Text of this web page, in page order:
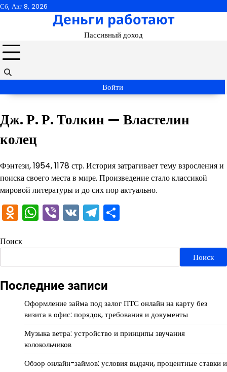
Перейти
Сб, Авг 8, 2026
Деньги работают
Пассивный доход
Войти
Дж. Р. Р. Толкин — Властелин
колец
Фэнтези, 1954, 1178 стр. История затрагивает тему взросления и
поиска своего места в мире. Произведение стало классикой
мировой литературы и до сих пор актуально.
Odnoklassniki
WhatsApp
Viber
VKTelegram
Поиск
Поиск
Последние записи
Оформление займа под залог ПТС онлайн на карту без
визита в офис: порядок, требования и документы
Музыка ветра: устройство и принципы звучания
колокольчиков
Обзор онлайн-займов: условия выдачи, процентные ставки и